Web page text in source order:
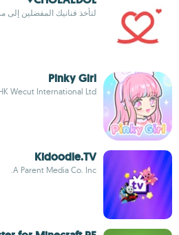
لتأخذ فنانيك المفضلين إلى
Pinky Girl
Wecut International Ltd
Kidoodle.TV
A Parent Media Co. Inc.